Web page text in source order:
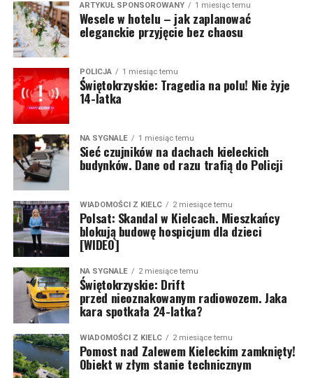
ARTYKUŁ SPONSOROWANY 1 miesiąc temu
Wesele w hotelu – jak zaplanować
eleganckie przyjęcie bez chaosu
POLICJA 1 miesiąc temu
Świętokrzyskie: Tragedia na polu! Nie żyje
14-latka
NA SYGNALE 1 miesiąc temu
Sieć czujników na dachach kieleckich
budynków. Dane od razu trafią do Policji
WIADOMOŚCI Z KIELC 2 miesiące temu
Polsat: Skandal w Kielcach. Mieszkańcy
blokują budowę hospicjum dla dzieci
[WIDEO]
NA SYGNALE 2 miesiące temu
Świętokrzyskie: Drift
przed nieoznakowanym radiowozem. Jaka
kara spotkała 24-latka?
WIADOMOŚCI Z KIELC 2 miesiące temu
Pomost nad Zalewem Kieleckim zamknięty!
Obiekt w złym stanie technicznym